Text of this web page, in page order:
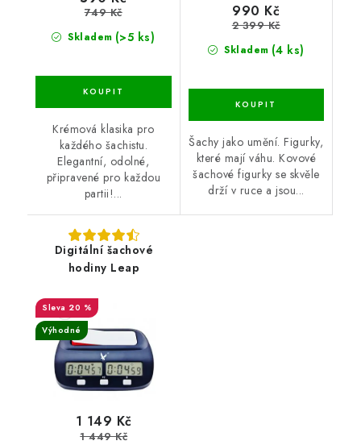
Skladem (>5 ks)
749 Kč
Krémová klasika pro
každého šachistu.
Elegantní, odolné,
připravené pro každou
partii!...
Skladem (4 ks)
990 Kč
2 399 Kč
Šachy jako umění. Figurky,
které mají váhu. Kovové
šachové figurky se skvěle
drží v ruce a jsou...
Digitální šachové
hodiny Leap
20 %
Výhodné
1 149 Kč
1 449 Kč